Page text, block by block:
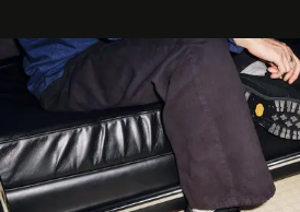
y la filosofía detrás de la propuesta.